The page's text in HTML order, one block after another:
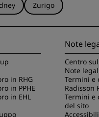
Zurigo
in RHG
in PPHE
in EHL
Note
Centro
Note
Termini e
Radisson
Termini e
del sito